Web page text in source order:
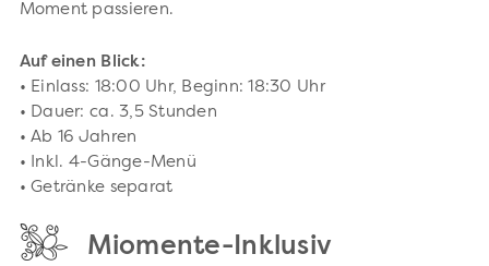
Moment passieren.
Auf einen Blick:
• Einlass: 18:00 Uhr, Beginn: 18:30 Uhr
• Dauer: ca. 3,5 Stunden
• Ab 16 Jahren
• Inkl. 4-Gänge-Menü
• Getränke separat
Miomente-Inklusiv